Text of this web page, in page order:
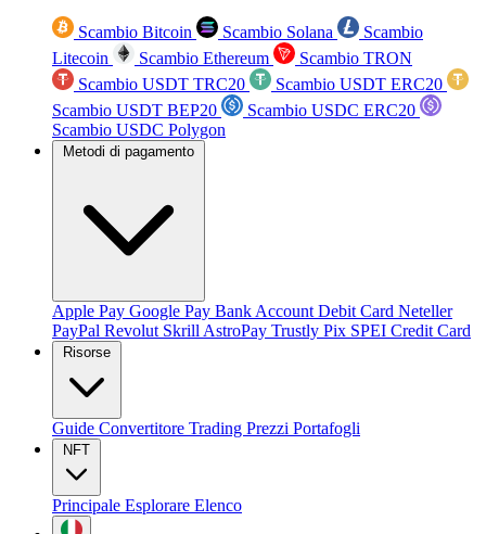
Scambio Bitcoin Scambio Solana
Scambio
Litecoin
Scambio Ethereum
Scambio TRON
Scambio USDT TRC20
Scambio USDT ERC20
Scambio USDT BEP20
Scambio USDC ERC20
Scambio USDC Polygon
Metodi di pagamento
Apple Pay Google Pay Bank Account Debit Card Neteller
PayPal Revolut Skrill AstroPay Trustly Pix SPEI Credit Card
Risorse
Guide Convertitore Trading Prezzi Portafogli
NFT
Principale Esplorare Elenco